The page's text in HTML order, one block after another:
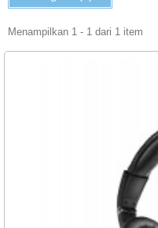
Menampilkan 1 - 1 dari 1 item